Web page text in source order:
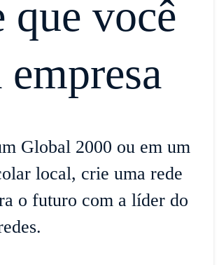
que você
empresa
Global 2000 ou em um
local, crie uma rede
o futuro com a líder do